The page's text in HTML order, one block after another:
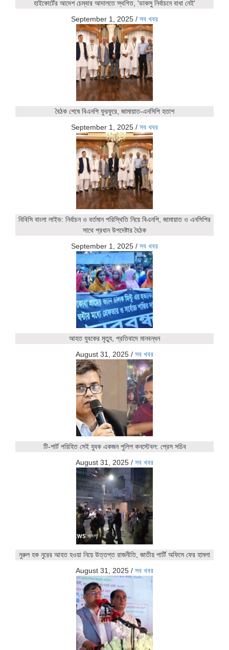
হাইকোর্টের আদেশ চেম্বার আদালতে স্থগিত, 'ডাকসু নির্বাচনে বাধা নেই'
September 1, 2025 / সব খবর
বৈঠক শেষে বিএনপি ফুরফুরে, জামায়াত-এনসিপি হতাশ
September 1, 2025 / সব খবর
বিবিসি বাংলা লাইভ: নির্বাচন ও বর্তমান পরিস্থিতি নিয়ে বিএনপি, জামায়াত ও এনসিপির
সাথে প্রধান উপদেষ্টার বৈঠক
September 1, 2025 / সব খবর
আহত যুবকের মৃত্যু, প্রতিবাদে মানবন্ধন
August 31, 2025 / সব খবর
টি-শার্ট পরিহিত সেই যুবক একজন পুলিশ কনস্টেবল: প্রেস সচিব
August 31, 2025 / সব খবর
নুরুল হক নুরের আহত হওয়া নিয়ে উত্তপ্ত রাজনীতি, জাতীয় পার্টি অফিসে ফের হামলা
August 31, 2025 / সব খবর